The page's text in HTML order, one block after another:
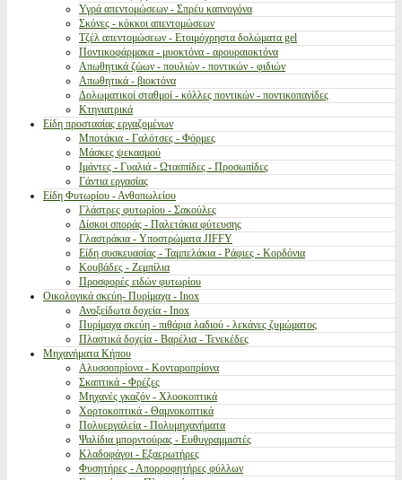
Υγρά απεντομώσεων - Σπρέυ καπνογόνα
Σκόνες - κόκκοι απεντομώσεων
Τζέλ απεντομώσεων - Ετοιμόχρηστα δολώματα gel
Ποντικοφάρμακα - μυοκτόνα - αρουραιοκτόνα
Απωθητικά ζώων - πουλιών - ποντικών - φιδιών
Απωθητικά - βιοκτόνα
Δολωματικοί σταθμοί - κόλλες ποντικών - ποντικοπαγίδες
Κτηνιατρικά
Είδη προστασίας εργαζομένων
Μποτάκια - Γαλότσες - Φόρμες
Μάσκες ψεκασμού
Ιμάντες - Γυαλιά - Ωτασπίδες - Προσωπίδες
Γάντια εργασίας
Είδη Φυτωρίου - Ανθοπωλείου
Γλάστρες φυτωρίου - Σακούλες
Δίσκοι σποράς - Παλετάκια φύτευσης
Γλαστράκια - Υποστρώματα JIFFY
Είδη συσκευασίας - Ταμπελάκια - Ράφιες - Κορδόνια
Κουβάδες - Ζεμπίλια
Προσφορές ειδών φυτωρίου
Οικολογικά σκεύη- Πυρίμαχα - Inox
Ανοξείδωτα δοχεία - Inox
Πυρίμαχα σκεύη - πιθάρια λαδιού - λεκάνες ζυμώματος
Πλαστικά δοχεία - Βαρέλια - Τενεκέδες
Μηχανήματα Κήπου
Αλυσσοπρίονα - Κονταροπρίονα
Σκαπτικά - Φρέζες
Μηχανές γκαζόν - Χλοοκοπτικά
Χορτοκοπτικά - Θαμνοκοπτικά
Πολυεργαλεία - Πολυμηχανήματα
Ψαλίδια μπορντούρας - Ευθυγραμμιστές
Κλαδοφάγοι - Εξαερωτήρες
Φυσητήρες - Απορροφητήρες φύλλων